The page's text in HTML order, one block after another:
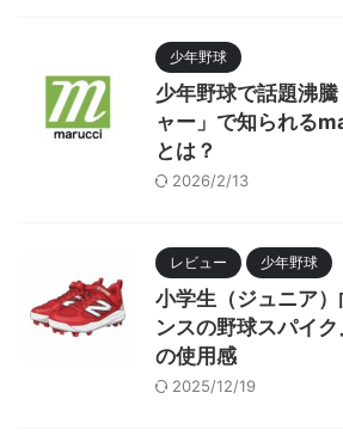
少年野球
少年野球で話題沸
ャー」で知られる
とは？
2026/2/13
レビュー 少年野球
小学生（ジュニア
ンスの野球スパイ
の使用感
2025/12/19